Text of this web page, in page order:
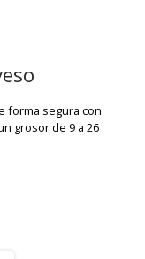
forma segura con
grosor de 9 a 26